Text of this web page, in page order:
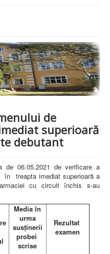
SPITAL
URGENȚE (CPU)
MEDICALE
ŞI IMAGISTICĂ
(TBC)
de
superioară
debutant
de 06.05.2021 de verificare a
în treapta imediat superioară a
cu circuit închis s-au
Media în
urma
susţinerii
probei
scrise
Rezultat
examen